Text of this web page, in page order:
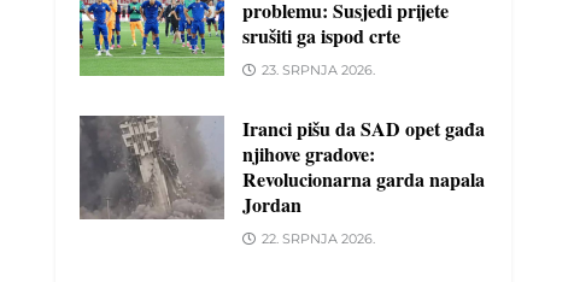
problemu: Susjedi prijete
srušiti ga ispod crte
23. SRPNJA 2026.
Iranci pišu da SAD opet gađa
njihove gradove:
Revolucionarna garda napala
Jordan
22. SRPNJA 2026.